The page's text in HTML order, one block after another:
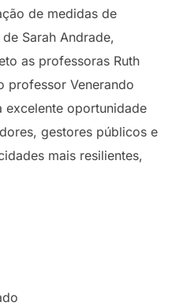
de medidas de
Sarah Andrade,
as professoras Ruth
professor Venerando
excelente oportunidade
gestores públicos e
mais resilientes,